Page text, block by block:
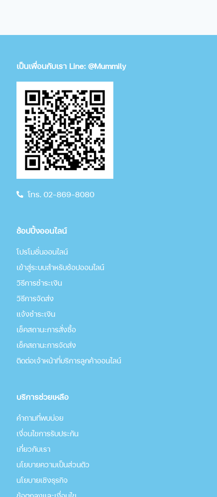
เป็นเพื่อนกับเรา Line: @Mummily
โทร. 02-869-8080
ช้อปปิ้งออนไลน์
โปรโมชั่นออนไลน์
เข้าสู่ระบบสำหรับช้อปออนไลน์
วิธีการชำระเงิน
วิธีการจัดส่ง
แจ้งชำระเงิน
เช็คสถานะการสั่งซื้อ
เช็คสถานะการจัดส่ง
ติดต่อเจ้าหน้าที่บริการลูกค้าออนไลน์
บริการช่วยเหลือ
คำถามที่พบบ่อย
เงื่อนไขการรับประกัน
เกี่่ยวกับเรา
นโยบายความเป็นส่วนตัว
นโยบายเชิงธุรกิจ